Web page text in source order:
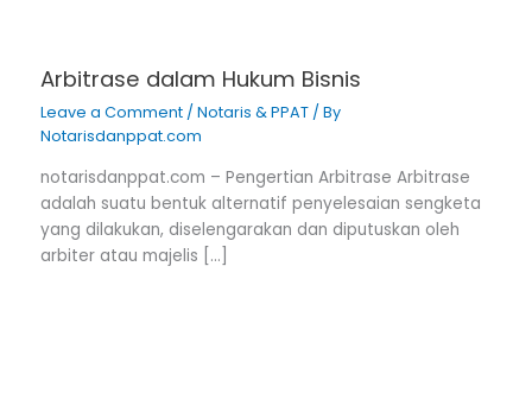
Arbitrase dalam Hukum Bisnis
Leave a Comment /Notaris & PPAT / By
Notarisdanppat.com
notarisdanppat.com – Pengertian Arbitrase Arbitrase
adalah suatu bentuk alternatif penyelesaian sengketa
yang dilakukan, diselengarakan dan diputuskan oleh
arbiter atau majelis […]